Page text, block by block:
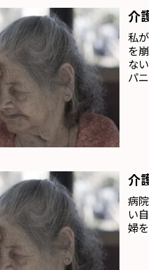
介
私
を
な
パ
介
病
い
婦